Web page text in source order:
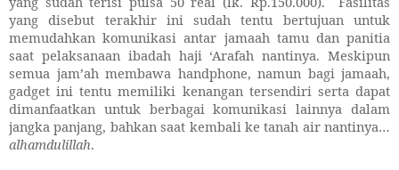
yang disebut terakhir ini sudah tentu bertujuan untuk
memudahkan komunikasi antar jamaah tamu dan panitia
saat pelaksanaan ibadah haji ‘Arafah nantinya. Meskipun
semua jam’ah membawa handphone, namun bagi jamaah,
gadget ini tentu memiliki kenangan tersendiri serta dapat
dimanfaatkan untuk berbagai komunikasi lainnya dalam
jangka panjang, bahkan saat kembali ke tanah air nantinya…
alhamdulillah.